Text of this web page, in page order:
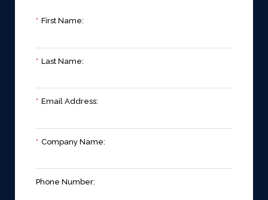
* First Name:
* Last Name:
* Email Address:
* Company Name:
Phone Number: